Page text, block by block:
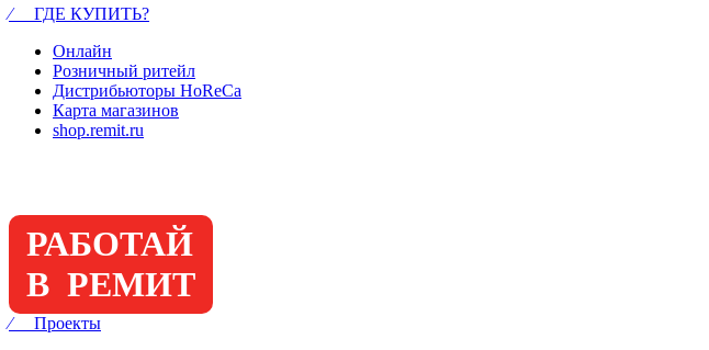
⁄ ГДЕ КУПИТЬ?
Онлайн
Розничный ритейл
Дистрибьюторы HoReCa
Карта магазинов
shop.remit.ru
РАБОТАЙ
В РЕМИТ
⁄ Проекты